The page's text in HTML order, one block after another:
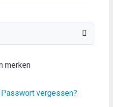
merken
Passwort vergessen?